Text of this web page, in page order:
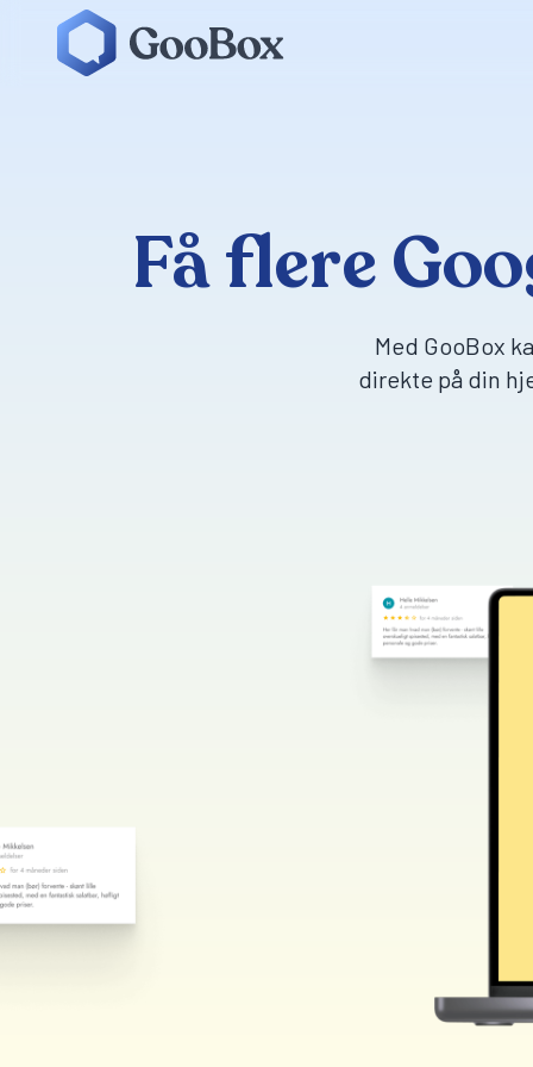
Få flere
Med GooBox
direkte på din